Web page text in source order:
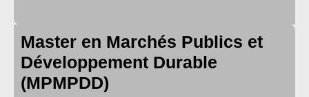
Master en Marchés Publics et
Développement Durable
(MPMPDD)